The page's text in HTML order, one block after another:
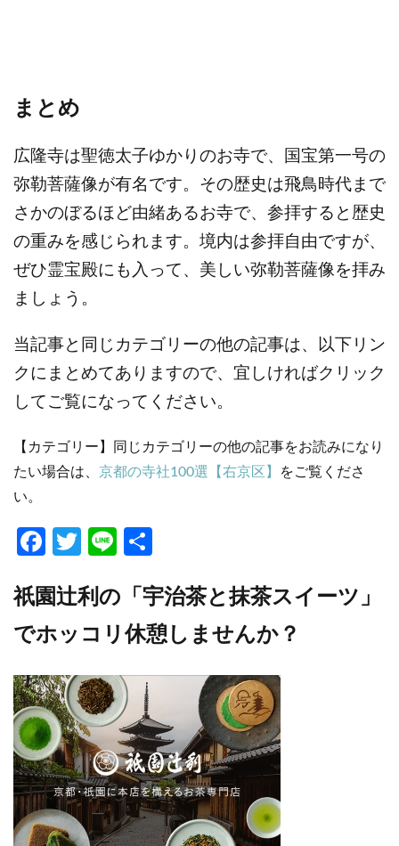
まとめ
広隆寺は聖徳太子ゆかりのお寺で、国宝第一号の
弥勒菩薩像が有名です。その歴史は飛鳥時代まで
さかのぼるほど由緒あるお寺で、参拝すると歴史
の重みを感じられます。 境内は参拝自由ですが、
ぜひ霊宝殿にも入って、美しい弥勒菩薩像を拝み
ましょう。
当記事と同じカテゴリーの他の記事は、以下リン
クにまとめてありますので、宜しければクリック
してご覧になってください。
【カテゴリー】同じカテゴリーの他の記事をお読みになり
たい場合は、 京都の寺社100選【右京区】
をご覧くださ
い。
Fa
b
o
k
T
itt
er
Li
e
祇園辻利の「宇治茶と抹茶スイーツ」
でホッコリ休憩しませんか？